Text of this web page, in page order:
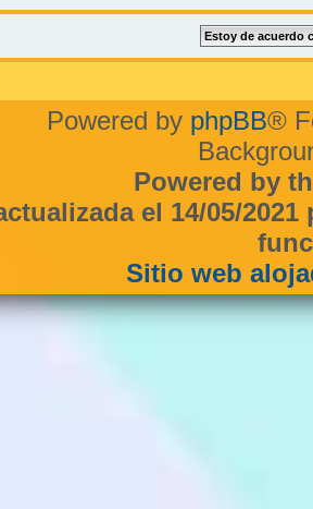
Powered by phpBB®
Powered by
el 14/05/
Sitio web